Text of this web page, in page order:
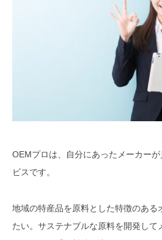
OEMプロは、自分にあったメーカー
ビスです。
地域の特産品を原料とした特徴のある
たい。サステナブルな原料を開発して